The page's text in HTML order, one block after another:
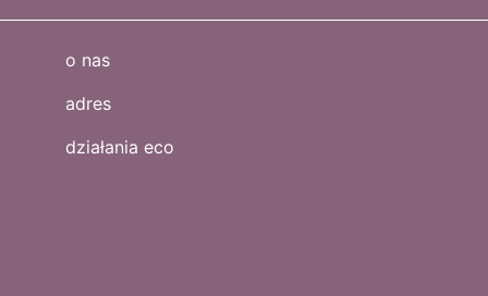
o nas
adres
działania eco